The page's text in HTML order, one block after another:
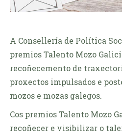
A Consellería de Política
premios Talento Mozo
recoñecemento de
proxectos impulsados e
mozos e mozas galegos.
Cos premios Talento Mozo
recoñecer e visibilizar o